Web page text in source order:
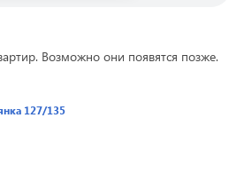
Возможно они появятся позже.
127/135